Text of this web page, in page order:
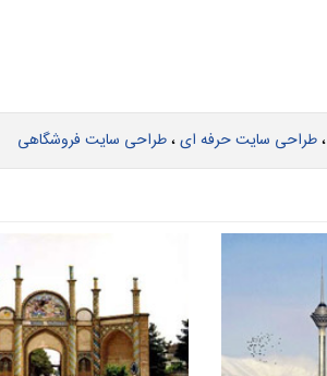
،طراحی سایت حرفه ای،طراحی سایت فروشگاهی